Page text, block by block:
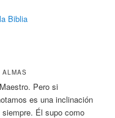
Biblia
ALMAS
Pero si
es una inclinación
Él supo como